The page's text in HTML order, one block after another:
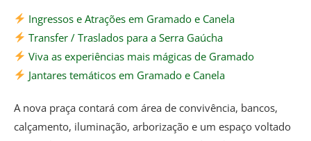
Ingressos e Atrações em Gramado e Canela
Transfer / Traslados para a Serra Gaúcha
Viva as experiências mais mágicas de Gramado
Jantares temáticos em Gramado e Canela
A nova praça contará com área de convivência, bancos,
calçamento, iluminação, arborização e um espaço voltado